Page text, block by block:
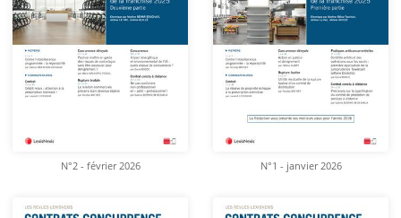
N°2 - février 2026 N°1 - janvier 2026